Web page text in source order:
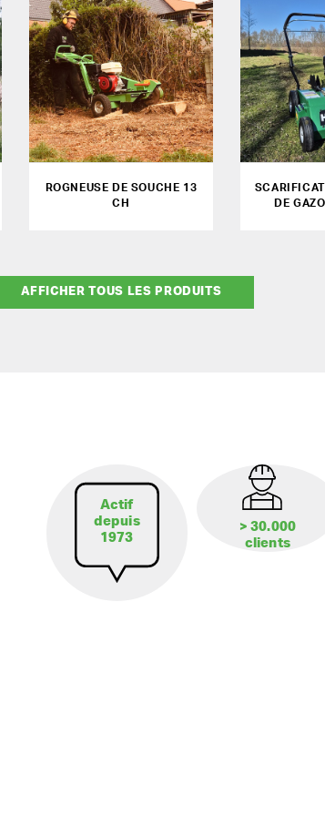
ROGNEUSE DE SOUCHE 13
CH
DE
AFFICHER TOUS LES PRODUITS
Actif
depuis
1973
> 30.000
clients